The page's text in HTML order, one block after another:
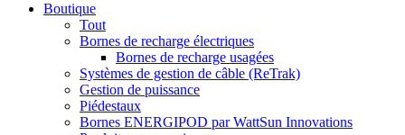
Boutique
Tout
Bornes de recharge électriques
Bornes de recharge usagées
Systèmes de gestion de câble (ReTrak)
Gestion de puissance
Piédestaux
Bornes ENERGIPOD par WattSun Innovations